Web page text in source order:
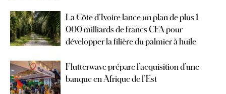
La Côte d’Ivoire lance un plan de plus 1
000 milliards de francs CFA pour
développer la filière du palmier à huile
Flutterwave prépare l’acquisition d’une
banque en Afrique de l’Est